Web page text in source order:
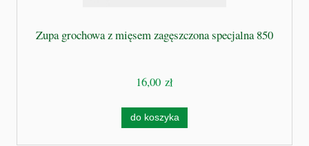
Zupa grochowa z mięsem zagęszczona specjalna 850
16,00 zł
do koszyka